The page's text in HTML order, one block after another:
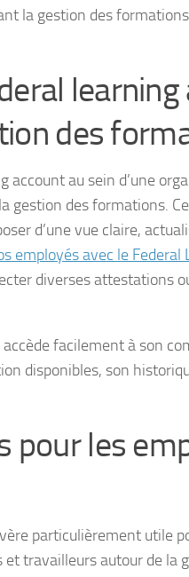
la gestion des
des
account au sein d’une
gestion des formations.
d’une vue claire,
employés avec le Federal
diverses attestations
facilement à son
disponibles, son
pour les
particulièrement utile
travailleurs autour de la